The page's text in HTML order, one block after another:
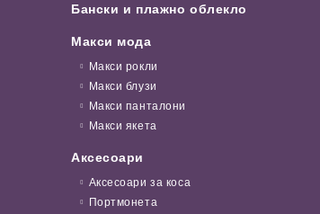
Бански и плажно облекло
Макси мода
Макси рокли
Макси блузи
Макси панталони
Макси якета
Аксесоари
Аксесоари за коса
Портмонета